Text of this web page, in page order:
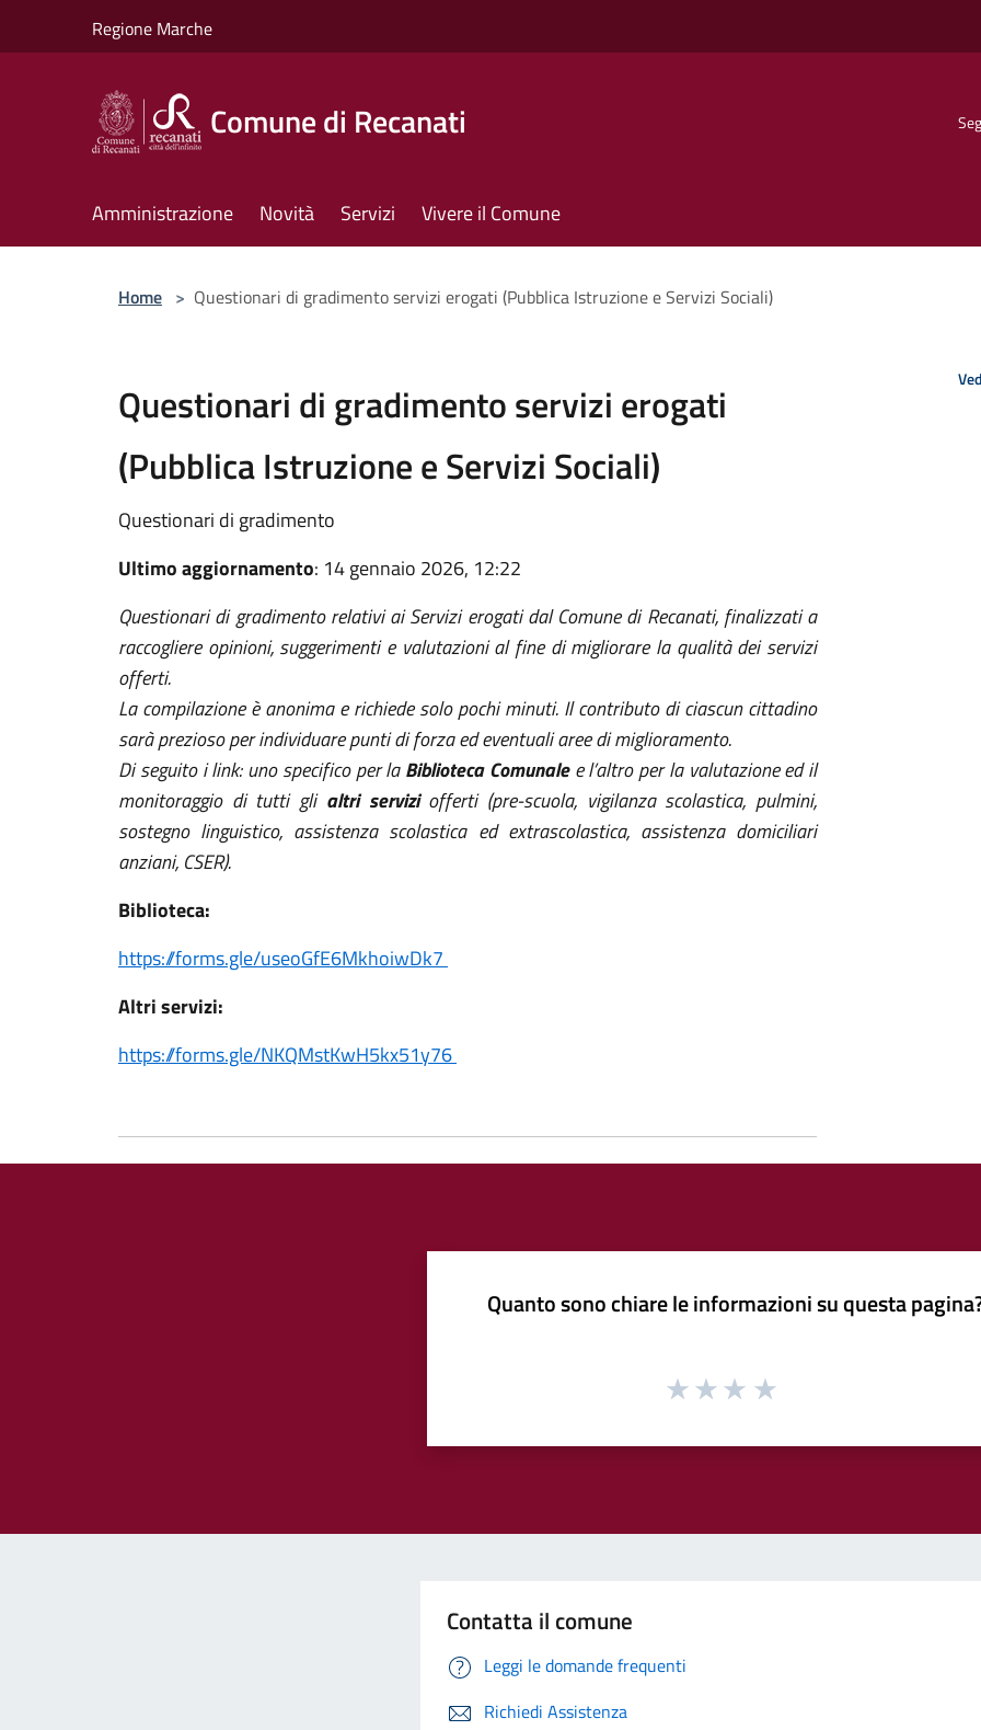
Regione Marche
Comune di Recanati
Amministrazione Novità Servizi Vivere il Comune
Home > Questionari di gradimento servizi erogati (Pubblica Istruzione e Servizi Sociali)
Questionari di gradimento servizi erogati
(Pubblica Istruzione e Servizi Sociali)
Questionari di gradimento
Ultimo aggiornamento: 14 gennaio 2026, 12:22
Questionari di gradimento relativi ai Servizi erogati dal Comune di Recanati, finalizzati a
raccogliere opinioni, suggerimenti e valutazioni al fine di migliorare la qualità dei servizi
offerti.
La compilazione è anonima e richiede solo pochi minuti. Il contributo di ciascun cittadino
sarà prezioso per individuare punti di forza ed eventuali aree di miglioramento.
Di seguito i link: uno specifico per laBiblioteca Comunalee l’altro per la valutazione ed il
monitoraggio di tutti gli altri serviziofferti (pre-scuola, vigilanza scolastica, pulmini,
sostegno linguistico, assistenza scolastica ed extrascolastica, assistenza domiciliari
anziani, CSER).
Biblioteca:
https://forms.gle/useoGfE6MkhoiwDk7
Altri servizi:
https://forms.gle/NKQMstKwH5kx51y76
Quanto sono chiare le informazioni su questa
Contatta il comune
Leggi le domande frequenti
Richiedi Assistenza